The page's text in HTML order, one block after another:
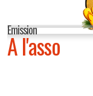
Emission
A l'asso